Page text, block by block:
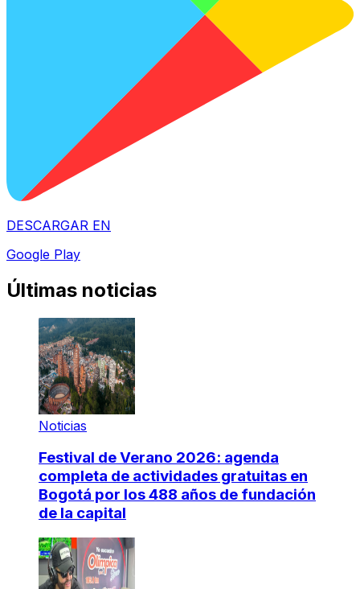
DESCARGAR EN
Google Play
Últimas noticias
Noticias
Festival de Verano 2026: agenda
completa de actividades gratuitas en
Bogotá por los 488 años de fundación
de la capital